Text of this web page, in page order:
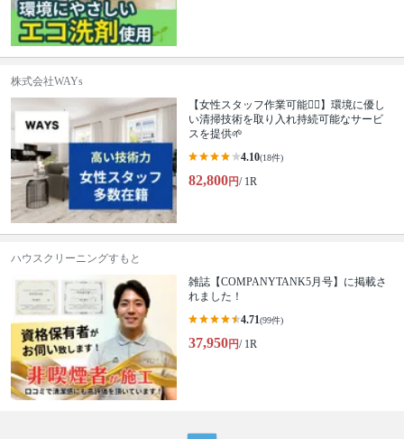
株式会社WAYs
【女性スタッフ作業可能🙆‍♀️】環境に優し
い清掃技術を取り入れ持続可能なサービ
スを提供🌱
4.10(18件)
82,800円/ 1R
ハウスクリーニングすもと
雑誌【COMPANYTANK5月号】に掲載さ
れました！
4.71(99件)
37,950円/ 1R